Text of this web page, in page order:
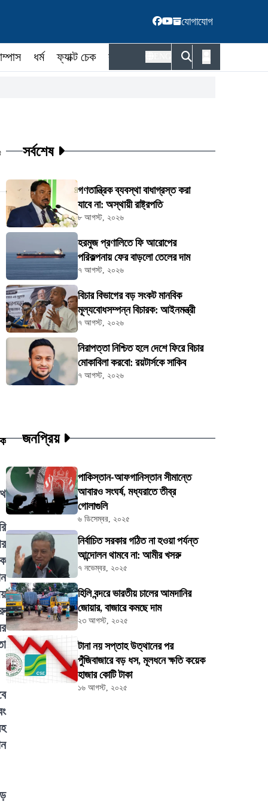
যোগাযোগ
ধর্ম ফ্যাক্ট চেক কর্মকর্তা
সর্বশেষ
গণতান্ত্রিক ব্যবস্থা বাধাগ্রস্ত করা
যাবে না: অস্থায়ী রাষ্ট্রপতি
৮ আগস্ট, ২০২৬
হরমুজ প্রণালিতে ফি আরোপের
পরিকল্পনায় ফের বাড়লো তেলের দাম
৭ আগস্ট, ২০২৬
বিচার বিভাগের বড় সংকট মানবিক
মূল্যবোধসম্পন্ন বিচারক: আইনমন্ত্রী
৭ আগস্ট, ২০২৬
নিরাপত্তা নিশ্চিত হলে দেশে ফিরে বিচার
মোকাবিলা করবো: রয়টার্সকে সাকিব
৭ আগস্ট, ২০২৬
জনপ্রিয়
পাকিস্তান-আফগানিস্তান সীমান্তে
আবারও সংঘর্ষ, মধ্যরাতে তীব্র
গোলাগুলি
৬ ডিসেম্বর, ২০২৫
নির্বাচিত সরকার গঠিত না হওয়া পর্যন্ত
আন্দোলন থামবে না: আমীর খসরু
৭ নভেম্বর, ২০২৫
হিলি বন্দরে ভারতীয় চালের আমদানির
জোয়ার, বাজারে কমছে দাম
২৩ আগস্ট, ২০২৫
টানা নয় সপ্তাহ উত্থানের পর
পুঁজিবাজারে বড় ধস, মূলধনে ক্ষতি কয়েক
হাজার কোটি টাকা
১৬ আগস্ট, ২০২৫